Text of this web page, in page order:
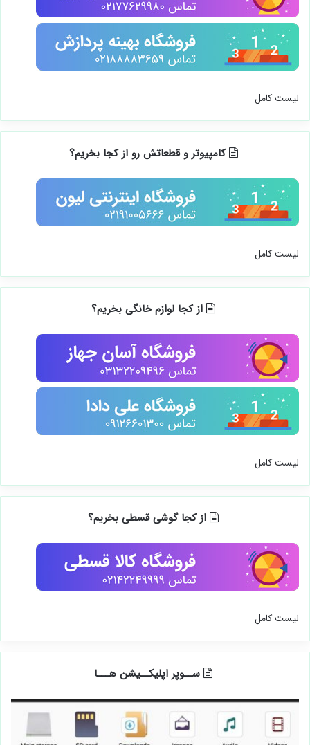
لیست کامل
کامپیوتر و قطعاتش رو از کجا بخریم؟
لیست کامل
از کجا لوازم خانگی بخریم؟
لیست کامل
از کجا گوشی قسطی بخریم؟
لیست کامل
ســوپر اپلیکــیشن هـــا